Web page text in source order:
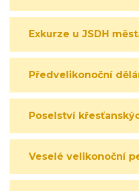
Exkurze u JSDH
Předvelikonoční
Poselství
Veselé velikonoční